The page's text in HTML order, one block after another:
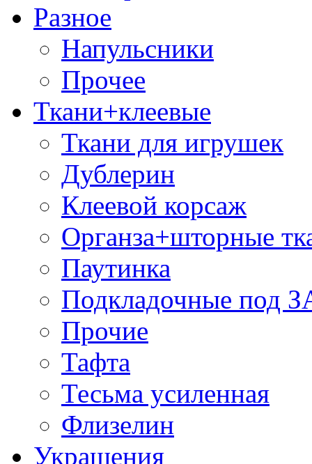
Разное
Напульсники
Прочее
Ткани+клеевые
Ткани для игрушек
Дублерин
Клеевой корсаж
Органза+шторные
Паутинка
Подкладочные под
Прочие
Тафта
Тесьма усиленная
Флизелин
Украшения